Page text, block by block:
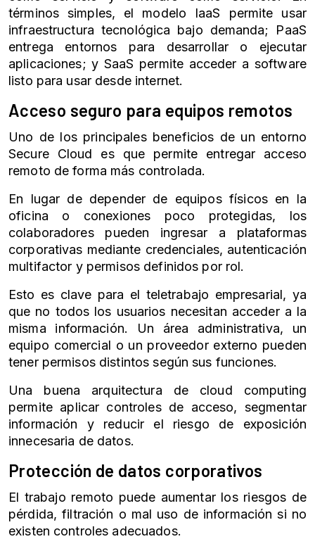
términos simples, el modelo IaaS permite usar
infraestructura tecnológica bajo demanda; PaaS
entrega entornos para desarrollar o ejecutar
aplicaciones; y SaaS permite acceder a software
listo para usar desde internet.
Acceso seguro para equipos remotos
Uno de los principales beneficios de un entorno
Secure Cloud es que permite entregar acceso
remoto de forma más controlada.
En lugar de depender de equipos físicos en la
oficina o conexiones poco protegidas, los
colaboradores pueden ingresar a plataformas
corporativas mediante credenciales, autenticación
multifactor y permisos definidos por rol.
Esto es clave para el teletrabajo empresarial, ya
que no todos los usuarios necesitan acceder a la
misma información. Un área administrativa, un
equipo comercial o un proveedor externo pueden
tener permisos distintos según sus funciones.
Una buena arquitectura de cloud computing
permite aplicar controles de acceso, segmentar
información y reducir el riesgo de exposición
innecesaria de datos.
Protección de datos corporativos
El trabajo remoto puede aumentar los riesgos de
pérdida, filtración o mal uso de información si no
existen controles adecuados.